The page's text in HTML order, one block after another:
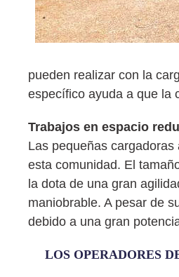
pueden realizar con la
específico ayuda a que la
Trabajos en espacio
Las pequeñas
esta comunidad. El
la dota de una gran
maniobrable. A pesar de
debido a una gran
LOS OPERADORES